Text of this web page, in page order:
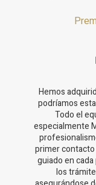
Hemos
podríamos
Todo el
especialmente
primer contacto
guiado en
los